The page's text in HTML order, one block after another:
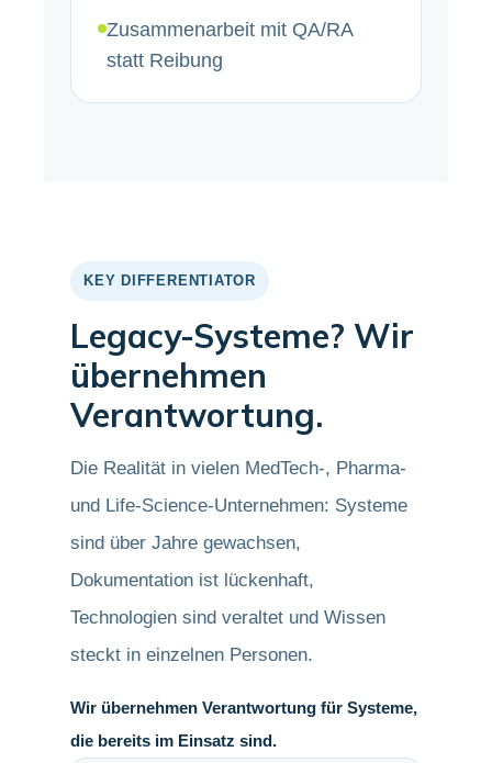
Zusammenarbeit mit QA/RA
statt Reibung
KEY DIFFERENTIATOR
Legacy-Systeme? Wir
übernehmen
Verantwortung.
Die Realität in vielen MedTech-, Pharma-
und Life-Science-Unternehmen: Systeme
sind über Jahre gewachsen,
Dokumentation ist lückenhaft,
Technologien sind veraltet und Wissen
steckt in einzelnen Personen.
Wir übernehmen Verantwortung für Systeme,
die bereits im Einsatz sind.